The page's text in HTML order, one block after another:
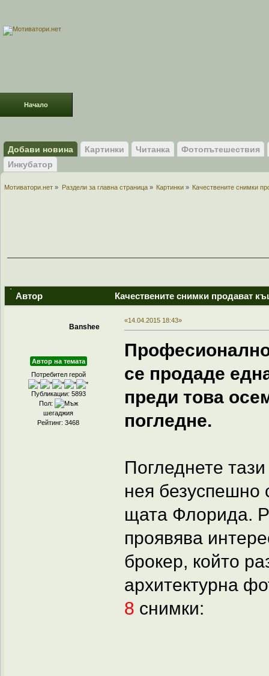
Начало
Добави новина Картинки Читанка
Фотопътешествия
Инкубатор
Мотиватори.нет » Раздели за главна страница» Картинки» Качествените снимки
Автор Качествените снимки продават
Banshee
Автор на темата
Потребител герой
Публикации: 5893
Пол:
шегаджия
Рейтинг: 3468
«14.04.2015 18:43»
се продаде
преди това
погледне.
Погледнете
нея безуспешно
щата Флорида.
проявява
брокер, който
архитектурна
8 снимки: